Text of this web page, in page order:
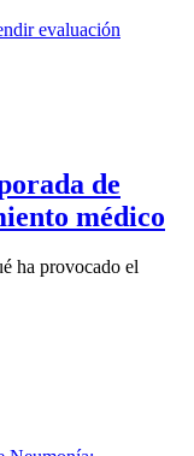
de
médico
ha provocado el